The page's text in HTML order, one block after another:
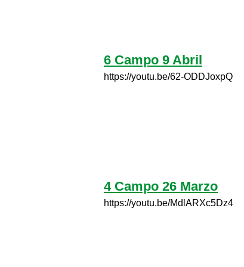
6 Campo 9 Abril
https://youtu.be/62-ODDJoxpQ
4 Campo 26 Marzo
https://youtu.be/MdlARXc5Dz4